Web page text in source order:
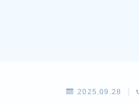
2025.09.28